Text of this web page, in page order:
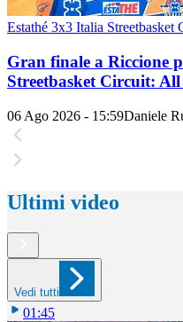
Estathé 3x3 Italia Streetbasket
Gran finale a Riccione
Streetbasket Circuit:
06 Ago 2026 - 15:59Daniele
Ultimi video
Vedi tutti
01:45